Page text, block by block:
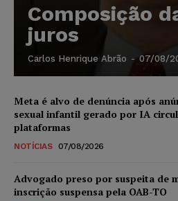
Composição
juros
Carlos Henrique Abrão - 07/08/
Meta é alvo de denúncia após
sexual infantil gerado por IA
plataformas
NOTÍCIAS 07/08/2026
Advogado preso por suspeita de
inscrição suspensa pela OAB-TO